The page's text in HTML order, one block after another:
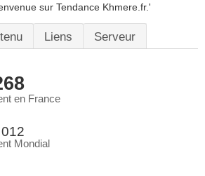
sur Tendance Khmere.fr.'
Liens Serveur
en France
Mondial